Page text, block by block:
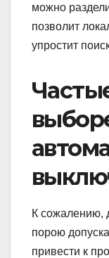
можно
позволит
упростит
К сожалению,
порою
привести к